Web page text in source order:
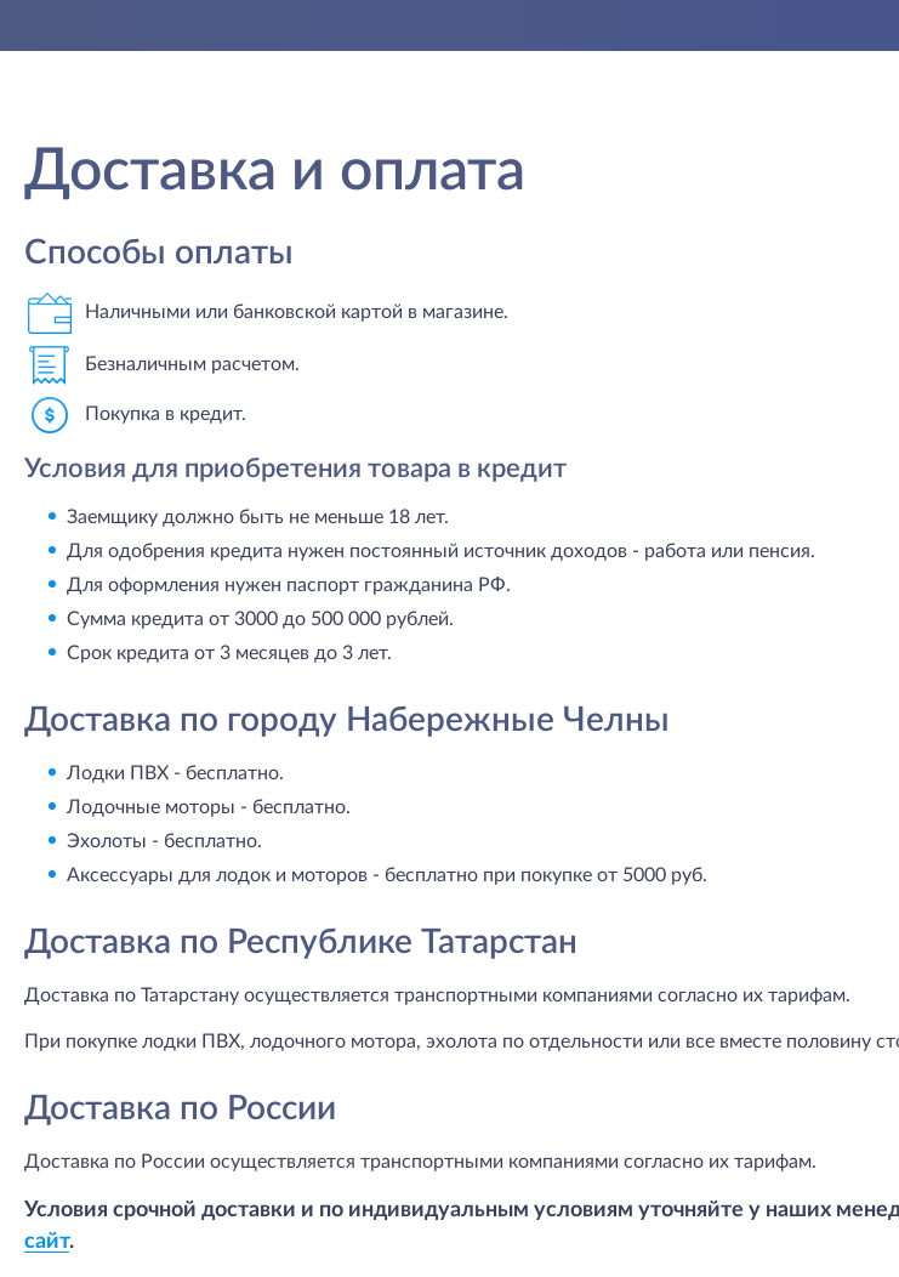
Доставка и оплата
Способы оплаты
Наличными или банковской картой в магазине.
Безналичным расчетом.
Покупка в кредит.
Условия для приобретения товара в кредит
Заемщику должно быть не меньше 18 лет.
Для одобрения кредита нужен постоянный источник доходов - работа или пенсия.
Для оформления нужен паспорт гражданина РФ.
Сумма кредита от 3000 до 500 000 рублей.
Срок кредита от 3 месяцев до 3 лет.
Доставка по городу Набережные Челны
Лодки ПВХ - бесплатно.
Лодочные моторы - бесплатно.
Эхолоты - бесплатно.
Аксессуары для лодок и моторов - бесплатно при покупке от 5000 руб.
Доставка по Республике Татарстан
Доставка по Татарстану осуществляется транспортными компаниями согласно их тарифам.
При покупке лодки ПВХ, лодочного мотора, эхолота по отдельности или все вместе половину
Доставка по России
Доставка по России осуществляется транспортными компаниями согласно их тарифам.
Условия срочной доставки и по индивидуальным условиям уточняйте у наших
сайт.